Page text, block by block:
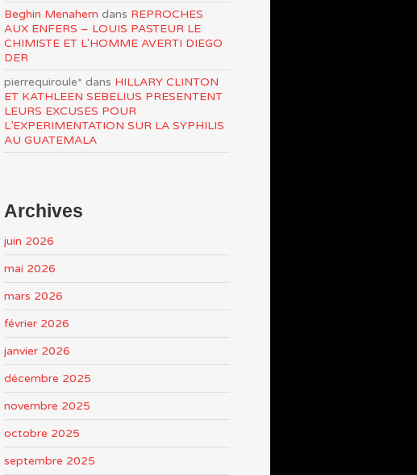
Beghin Menahem dans REPROCHES
AUX ENFERS – LOUIS PASTEUR LE
CHIMISTE ET L'HOMME AVERTI DIEGO
DER
pierrequiroule* dans HILLARY CLINTON
ET KATHLEEN SEBELIUS PRESENTENT
LEURS EXCUSES POUR
L’EXPERIMENTATION SUR LA SYPHILIS
AU GUATEMALA
Archives
juin 2026
mai 2026
mars 2026
février 2026
janvier 2026
décembre 2025
novembre 2025
octobre 2025
septembre 2025